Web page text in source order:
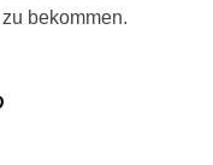
bekommen.